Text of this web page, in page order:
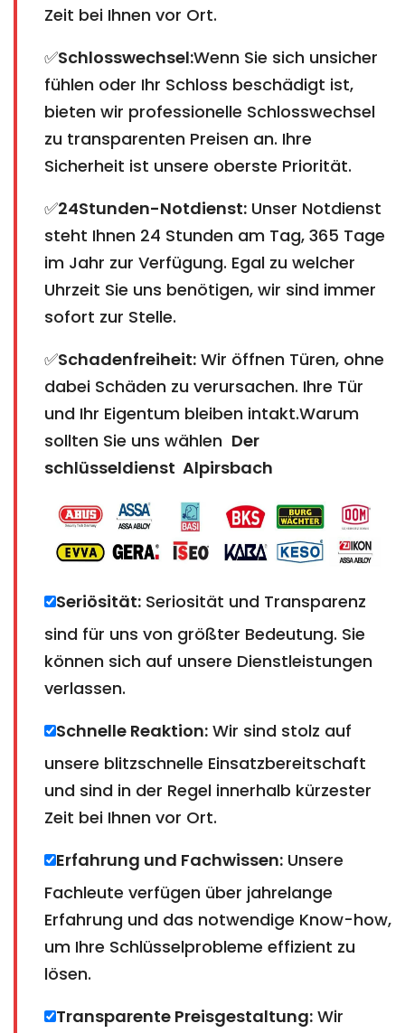
Zeit bei Ihnen vor Ort.
✅Schlosswechsel:Wenn Sie sich unsicher
fühlen oder Ihr Schloss beschädigt ist,
bieten wir professionelle Schlosswechsel
zu transparenten Preisen an. Ihre
Sicherheit ist unsere oberste Priorität.
✅24Stunden-Notdienst: Unser Notdienst
steht Ihnen 24 Stunden am Tag, 365 Tage
im Jahr zur Verfügung. Egal zu welcher
Uhrzeit Sie uns benötigen, wir sind immer
sofort zur Stelle.
✅Schadenfreiheit: Wir öffnen Türen, ohne
dabei Schäden zu verursachen. Ihre Tür
und Ihr Eigentum bleiben intakt.Warum
sollten Sie uns wählen Der
schlüsseldienst Alpirsbach​​​​​​​
Seriösität: Seriosität und Transparenz
sind für uns von größter Bedeutung. Sie
können sich auf unsere Dienstleistungen
verlassen.
Schnelle Reaktion: Wir sind stolz auf
unsere blitzschnelle Einsatzbereitschaft
und sind in der Regel innerhalb kürzester
Zeit bei Ihnen vor Ort.
Erfahrung und Fachwissen: Unsere
Fachleute verfügen über jahrelange
Erfahrung und das notwendige Know-how,
um Ihre Schlüsselprobleme effizient zu
lösen.
Transparente Preisgestaltung: Wir